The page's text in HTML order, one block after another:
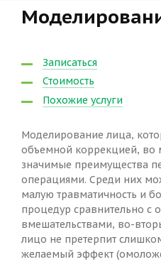
Записаться
Стоимость
Похожие услуги
Моделирование лица,
объемной коррекцией, во
значимые преимущества
операциями. Среди них
малую травматичность и
процедур сравнительно с
вмешательствами, во-
лицо не претерпит
желаемый эффект